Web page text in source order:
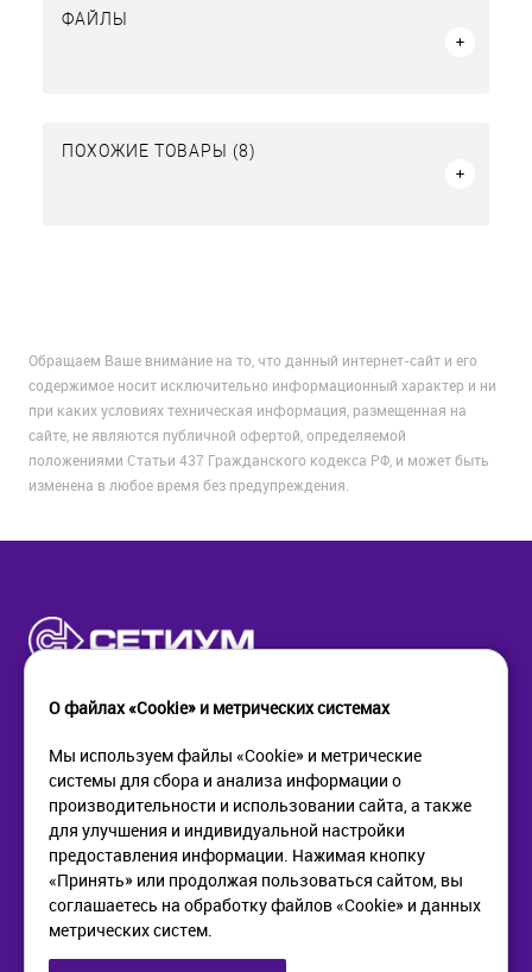
ФАЙЛЫ
ПОХОЖИЕ ТОВАРЫ (8)
Обращаем Ваше внимание на то, что данный интернет-сайт и его
содержимое носит исключительно информационный характер и ни
при каких условиях техническая информация, размещенная на
сайте, не являются публичной офертой, определяемой
положениями Статьи 437 Гражданского кодекса РФ, и может быть
изменена в любое время без предупреждения.
КОМПАНИЯ
О компании
Новости
Контакты
ПОМОЩЬ
Как купить
Доставка
Возврат
ИНФОРМАЦИЯ
web@setium.ru
О файлах «Cookie» и метрических системах
Мы используем файлы «Cookie» и метрические
системы для сбора и анализа информации о
производительности и использовании сайта, а также
для улучшения и индивидуальной настройки
предоставления информации. Нажимая кнопку
«Принять» или продолжая пользоваться сайтом, вы
соглашаетесь на обработку файлов «Cookie» и данных
метрических систем.